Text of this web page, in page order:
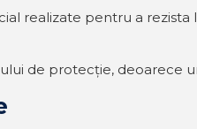
realizate pentru a
de protecție, deoarece